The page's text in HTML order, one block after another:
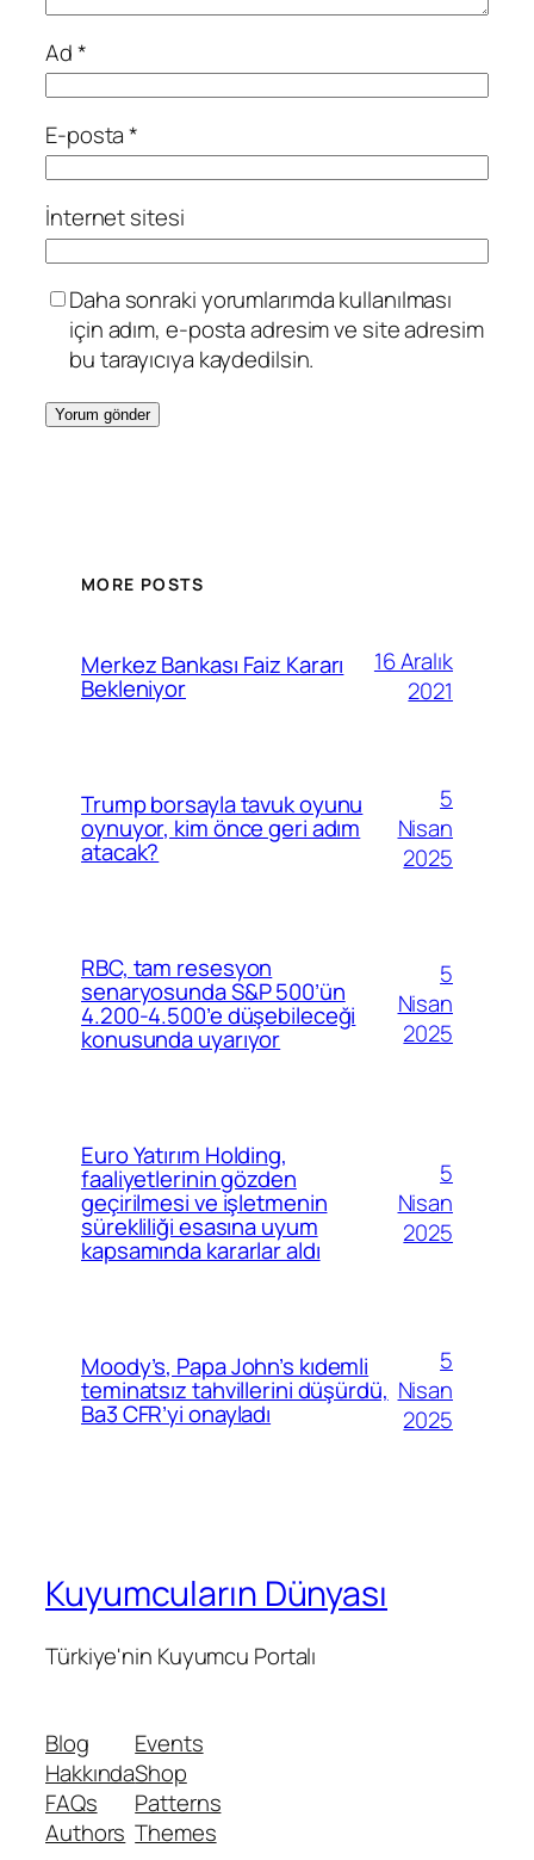
Ad*
E-posta*
İnternet sitesi
Daha sonraki yorumlarımda kullanılması
için adım, e-posta adresim ve site adresim
bu tarayıcıya kaydedilsin.
MORE POSTS
Merkez Bankası Faiz Kararı
Bekleniyor
16 Aralık
2021
Trump borsayla tavuk oyunu
oynuyor, kim önce geri adım
atacak?
5
Nisan
2025
RBC, tam resesyon
senaryosunda S&P 500’ün
4.200-4.500’e düşebileceği
konusunda uyarıyor
5
Nisan
2025
Euro Yatırım Holding,
faaliyetlerinin gözden
geçirilmesi ve işletmenin
sürekliliği esasına uyum
kapsamında kararlar aldı
5
Nisan
2025
Moody’s, Papa John’s kıdemli
teminatsız tahvillerini düşürdü,
Ba3 CFR’yi onayladı
5
Nisan
2025
Kuyumcuların Dünyası
Türkiye'nin Kuyumcu Portalı
Blog
Hakkında
FAQs
Authors
Events
Shop
Patterns
Themes